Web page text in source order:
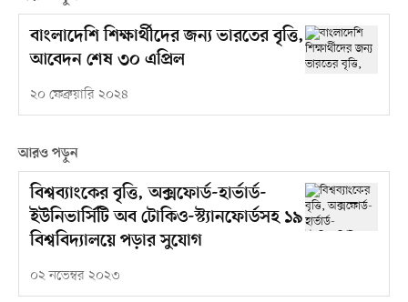
বাংলাদেশি শিক্ষার্থীদের জন্য ভারতের বৃত্তি,
আবেদন শেষ ৩০ এপ্রিল
২০ ফেব্রুয়ারি ২০২৪
আরও পড়ুন
বিশ্বব্যাংকের বৃত্তি, অক্সফোর্ড-হার্ভার্ড-
ইউনিভার্সিটি অব টোকিও-স্ট্যানফোর্ডসহ ১৯
বিশ্ববিদ্যালয়ে পড়ার সুযোগ
০২ নভেম্বর ২০২৩